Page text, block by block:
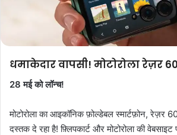
धमाकेदार वापसी! मोटोरोला रेज़र
28 मई को लॉन्च!
मोटोरोला का आइकॉनिक फ़ोल्डेबल स्मार्टफ़ोन, रेज़र
दस्तक दे रहा है! फ़्लिपकार्ट और मोटोरोला की